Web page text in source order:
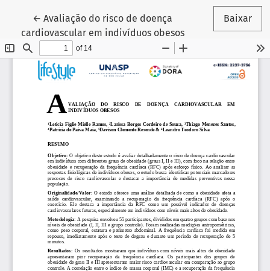
←Voltar aos Detalhes do Artigo
Avaliação do risco de doença
cardiovascular em indivíduos obesos
Baixar